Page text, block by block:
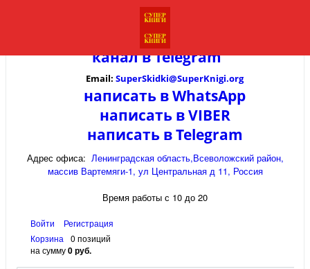
канал вTelegram
Email: SuperSkidki@SuperKnigi.org
написать в WhatsApp
написать в VIBER
написать в Telegram
Адрес офиса: Ленинградская область,Всеволожский район,
массив Вартемяги-1, ул Центральная д 11, Россия
Время работы с 10 до 20
Войти
Регистрация
Корзина
0 позиций
на сумму0 руб.